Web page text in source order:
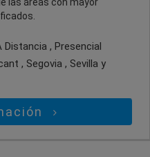
las áreas con mayor
Distancia , Presencial
, Segovia , Sevilla y